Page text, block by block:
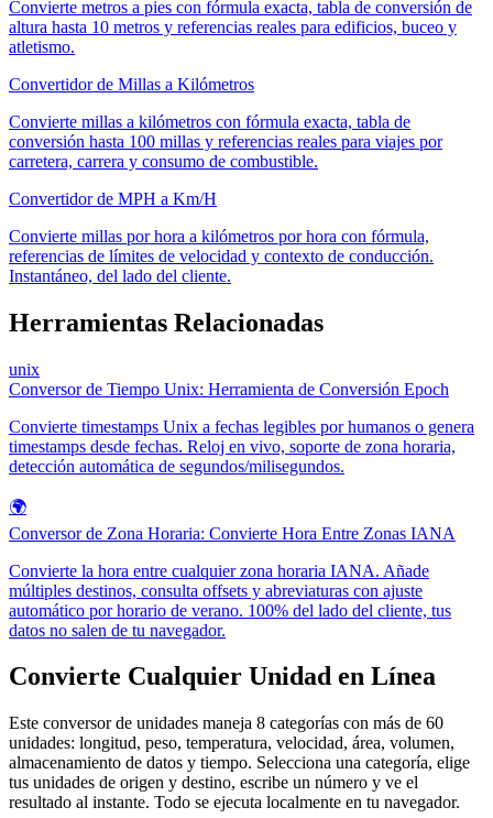
Convierte metros a pies con fórmula exacta, tabla de conversión de
altura hasta 10 metros y referencias reales para edificios, buceo y
atletismo.
Convertidor de Millas a Kilómetros
Convierte millas a kilómetros con fórmula exacta, tabla de
conversión hasta 100 millas y referencias reales para viajes por
carretera, carrera y consumo de combustible.
Convertidor de MPH a Km/H
Convierte millas por hora a kilómetros por hora con fórmula,
referencias de límites de velocidad y contexto de conducción.
Instantáneo, del lado del cliente.
Herramientas Relacionadas
unix
Conversor de Tiempo Unix: Herramienta de Conversión Epoch
Convierte timestamps Unix a fechas legibles por humanos o genera
timestamps desde fechas. Reloj en vivo, soporte de zona horaria,
detección automática de segundos/milisegundos.
🌍
Conversor de Zona Horaria: Convierte Hora Entre Zonas IANA
Convierte la hora entre cualquier zona horaria IANA. Añade
múltiples destinos, consulta offsets y abreviaturas con ajuste
automático por horario de verano. 100% del lado del cliente, tus
datos no salen de tu navegador.
Convierte Cualquier Unidad en Línea
Este conversor de unidades maneja 8 categorías con más de 60
unidades: longitud, peso, temperatura, velocidad, área, volumen,
almacenamiento de datos y tiempo. Selecciona una categoría, elige
tus unidades de origen y destino, escribe un número y ve el
resultado al instante. Todo se ejecuta localmente en tu navegador.